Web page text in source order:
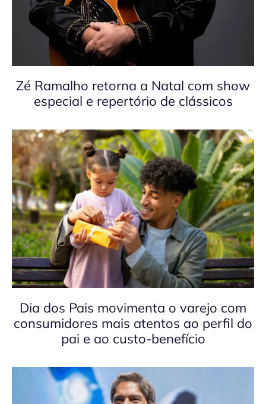
Zé Ramalho retorna a Natal com show
especial e repertório de clássicos
Dia dos Pais movimenta o varejo com
consumidores mais atentos ao perfil do
pai e ao custo-benefício